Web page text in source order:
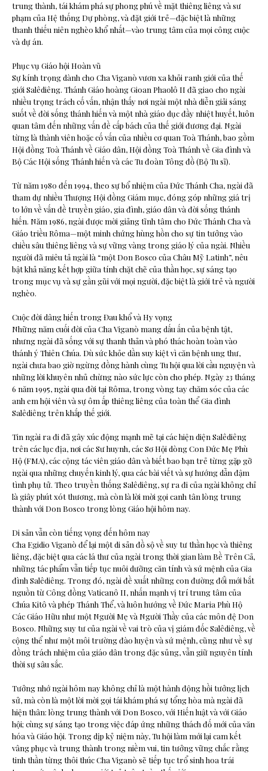
trung thành, tái khám phá sự phong phú về mặt thiêng liêng và sư
phạm của Hệ thống Dự phòng, và đặt giới trẻ—đặc biệt là những
thanh thiếu niên nghèo khổ nhất—vào trung tâm của mọi công cuộc
và dự án.
Phục vụ Giáo hội Hoàn vũ
Sự kính trọng dành cho Cha Viganò vươn xa khỏi ranh giới của thế
giới Salêdiêng. Thánh Giáo hoàng Gioan Phaolô II đã giao cho ngài
nhiều trọng trách cố vấn, nhận thấy nơi ngài một nhà diễn giải sáng
suốt về đời sống thánh hiến và một nhà giáo dục đầy nhiệt huyết, luôn
quan tâm đến những vấn đề cấp bách của thế giới đương đại. Ngài
từng là thành viên hoặc cố vấn của nhiều cơ quan Toà Thánh, bao gồm
Hội đồng Toà Thánh về Giáo dân, Hội đồng Toà Thánh về Gia đình và
Bộ Các Hội sống Thánh hiến và các Tu đoàn Tông đồ (Bộ Tu sĩ).
Từ năm 1980 đến 1994, theo sự bổ nhiệm của Đức Thánh Cha, ngài đã
tham dự nhiều Thượng Hội đồng Giám mục, đóng góp những giá trị
to lớn về vấn đề truyền giáo, gia đình, giáo dân và đời sống thánh
hiến. Năm 1986, ngài được mời giảng tĩnh tâm cho Đức Thánh Cha và
Giáo triều Rôma—một minh chứng hùng hồn cho sự tin tưởng vào
chiều sâu thiêng liêng và sự vững vàng trong giáo lý của ngài. Nhiều
người đã miêu tả ngài là “một Don Bosco của Châu Mỹ Latinh”, nêu
bật khả năng kết hợp giữa tính chặt chẽ của thần học, sự sáng tạo
trong mục vụ và sự gần gũi với mọi người, đặc biệt là giới trẻ và người
nghèo.
Cuộc đời dâng hiến trong Đau khổ và Hy vọng
Những năm cuối đời của Cha Viganò mang dấu ấn của bệnh tật,
nhưng ngài đã sống với sự thanh thản và phó thác hoàn toàn vào
thánh ý Thiên Chúa. Dù sức khỏe dần suy kiệt vì căn bệnh ung thư,
ngài chưa bao giờ ngừng đồng hành cùng Tu hội qua lời cầu nguyện và
những lời khuyên nhủ chừng nào sức lực còn cho phép. Ngày 23 tháng
6 năm 1995, ngài qua đời tại Rôma, trong vòng tay chăm sóc của các
anh em hội viên và sự ôm ấp thiêng liêng của toàn thể Gia đình
Salêdiêng trên khắp thế giới.
Tin ngài ra đi đã gây xúc động mạnh mẽ tại các hiện diện Salêdiêng
trên các lục địa, nơi các Sư huynh, các Sơ Hội dòng Con Đức Mẹ Phù
Hộ (FMA), các cộng tác viên giáo dân và biết bao bạn trẻ từng gặp gỡ
ngài qua những chuyến kinh lý, qua các bài viết và sự hướng dẫn đậm
tình phụ tử. Theo truyền thống Salêdiêng, sự ra đi của ngài không chỉ
là giây phút xót thương, mà còn là lời mời gọi canh tân lòng trung
thành với Don Bosco trong lòng Giáo hội hôm nay.
Di sản vẫn còn tiếng vọng đến hôm nay
Cha Egidio Viganò để lại một di sản đồ sộ về suy tư thần học và thiêng
liêng, đặc biệt qua các lá thư của ngài trong thời gian làm Bề Trên Cả,
những tác phẩm vẫn tiếp tục nuôi dưỡng căn tính và sứ mệnh của Gia
đình Salêdiêng. Trong đó, ngài đề xuất những con đường đổi mới bắt
nguồn từ Công đồng Vaticanô II, nhấn mạnh vị trí trung tâm của
Chúa Kitô và phép Thánh Thể, và luôn hướng về Đức Maria Phù Hộ
Các Giáo Hữu như một Người Mẹ và Người Thầy của các môn đệ Don
Bosco. Những suy tư của ngài về vai trò của vị giám đốc Salêdiêng, về
cộng thể như một môi trường đào luyện và sứ mệnh, cũng như về sự
đồng trách nhiệm của giáo dân trong đặc sủng, vẫn giữ nguyên tính
thời sự sâu sắc.
Tưởng nhớ ngài hôm nay không chỉ là một hành động hồi tưởng lịch
sử, mà còn là một lời mời gọi tái khám phá sự tổng hòa mà ngài đã
hiện thân: lòng trung thành với Don Bosco, với Hiến luật và với Giáo
hội; cùng sự sáng tạo trong việc đáp ứng những thách đố mới của văn
hóa và Giáo hội. Trong dịp kỷ niệm này, Tu hội làm mới lại cam kết
vâng phục và trung thành trong niềm vui, tin tưởng vững chắc rằng
tinh thần từng thôi thúc Cha Viganò sẽ tiếp tục trổ sinh hoa trái